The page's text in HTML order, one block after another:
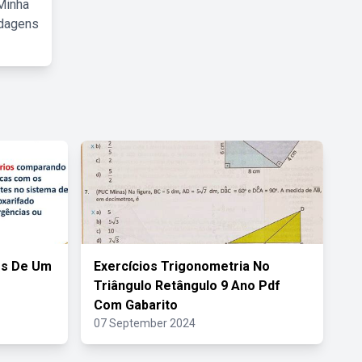
De Um
Exercícios Trigonometria No
Triângulo Retângulo 9 Ano Pdf
Com Gabarito
07 September 2024